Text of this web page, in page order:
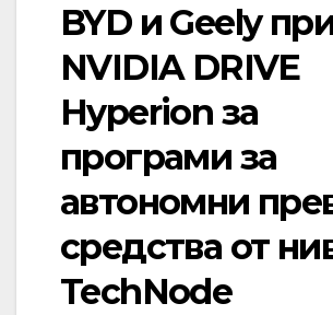
BYD и Geely
NVIDIA DRIVE
Hyperion за
програми за
автономни
средства от
TechNode